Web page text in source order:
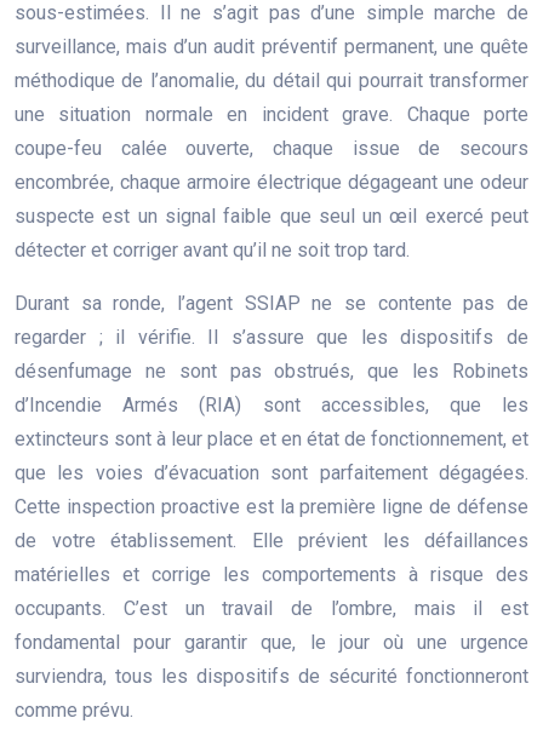
sous-estimées. Il ne s’agit pas d’une simple marche de
surveillance, mais d’un audit préventif permanent, une quête
méthodique de l’anomalie, du détail qui pourrait transformer
une situation normale en incident grave. Chaque porte
coupe-feu calée ouverte, chaque issue de secours
encombrée, chaque armoire électrique dégageant une odeur
suspecte est un signal faible que seul un œil exercé peut
détecter et corriger avant qu’il ne soit trop tard.
Durant sa ronde, l’agent SSIAP ne se contente pas de
regarder ; il vérifie. Il s’assure que les dispositifs de
désenfumage ne sont pas obstrués, que les Robinets
d’Incendie Armés (RIA) sont accessibles, que les
extincteurs sont à leur place et en état de fonctionnement, et
que les voies d’évacuation sont parfaitement dégagées.
Cette inspection proactive est la première ligne de défense
de votre établissement. Elle prévient les défaillances
matérielles et corrige les comportements à risque des
occupants. C’est un travail de l’ombre, mais il est
fondamental pour garantir que, le jour où une urgence
surviendra, tous les dispositifs de sécurité fonctionneront
comme prévu.